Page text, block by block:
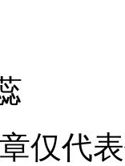
仅代